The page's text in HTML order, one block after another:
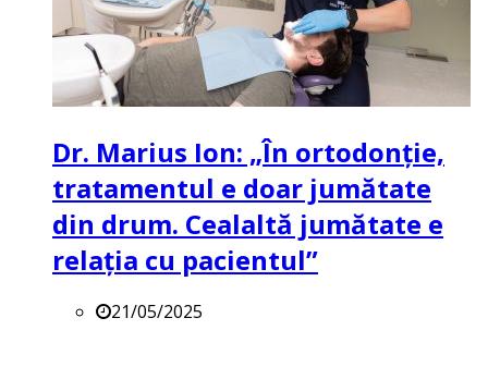
Dr. Marius Ion: „În ortodonție,
tratamentul e doar jumătate
din drum. Cealaltă jumătate e
relația cu pacientul”
21/05/2025